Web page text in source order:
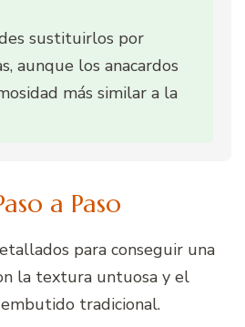
sustituirlos por
aunque los anacardos
más similar a la
a Paso
para conseguir una
la textura untuosa y el
tradicional.